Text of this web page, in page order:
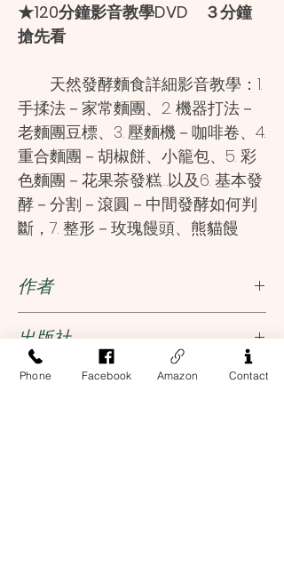
★120分鐘影音教學DVD ３分鐘
搶先看
天然發酵麵食詳細影音教學：1.
手揉法－家常麵團、2. 機器打法－
老麵團豆標、3. 壓麵機－咖啡卷、4.
重合麵團－胡椒餅、小籠包、5. 彩
色麵團－花果茶發糕…以及6. 基本發
酵－分割－滾圓－中間發酵如何判
斷，7. 整形－玫瑰饅頭、熊貓饅
穗、蟾蜍包、胡椒餅…等，以及8. 最
後發酵－蒸製／烤／烙…基本手法應
用示範。
「天然手作」完全沒有合成添
作者
周淑玲
出版社
大境
Phone Facebook Amazon Contact